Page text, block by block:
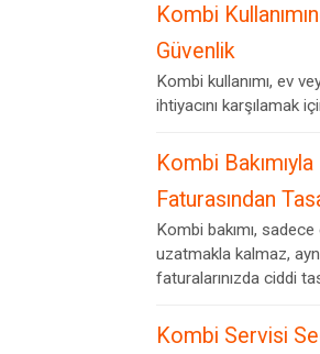
Kombi
Güvenlik
Kombi kullanımı, ev
ihtiyacını karşılamak
Kombi
Faturasından
Kombi bakımı, sadece
uzatmakla kalmaz,
faturalarınızda ciddi
Kombi Servisi